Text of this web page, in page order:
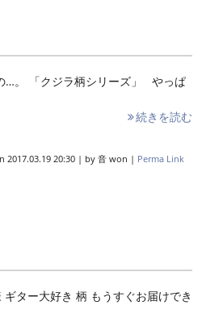
…。 「クジラ柄シリーズ」 やっぱ
続きを読む
2017.03.19 20:30 | by 音 won | Perma Link
ター大好き 柄 もうすぐお届けでき